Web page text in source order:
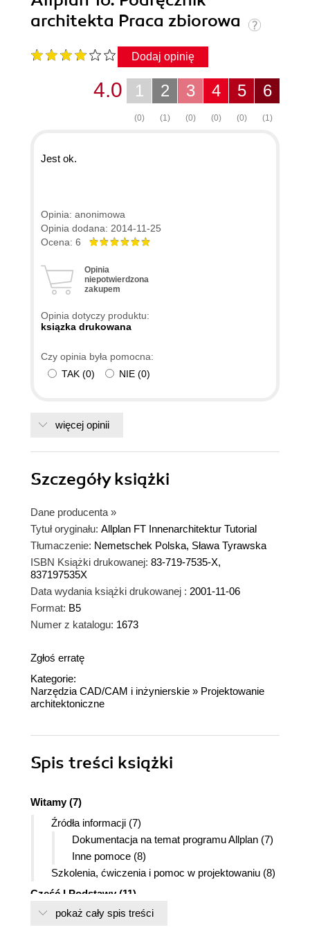
architekta Praca zbiorowa
Dodaj opinię
6
(1)
5
(0)
4
(0)
3
(0)
2
(1)
1
(0)
4.0
Jest ok.
Opinia: anonimowa
Opinia dodana: 2014-11-25
Ocena: 6
Opinia
niepotwierdzona
zakupem
Opinia dotyczy produktu:
ksiązka drukowana
Czy opinia była pomocna:
TAK (0) NIE (0)
więcej opinii
Szczegółyksiążki
Dane producenta »
Tytuł oryginału: Allplan FT Innenarchitektur Tutorial
Tłumaczenie: Nemetschek Polska, Sława Tyrawska
ISBN Książki drukowanej: 83-719-7535-X,
837197535X
Data wydania książki drukowanej : 2001-11-06
Format: B5
Numer z katalogu: 1673
Zgłoś erratę
Kategorie:
Narzędzia CAD/CAM i inżynierskie » Projektowanie
architektoniczne
Spis treści książki
Witamy (7)
Źródła informacji (7)
Dokumentacja na temat programu Allplan (7)
Inne pomoce (8)
Szkolenia, ćwiczenia i pomoc w projektowaniu (8)
Część I Podstawy (11)
Rozdział 1. Instalacja (13)
pokaż cały spis treści